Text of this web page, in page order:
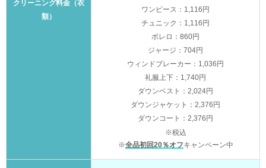
クリーニング料金（衣
類）
ワンピース：1,116円
チュニック：1,116円
ボレロ：860円
ジャージ：704円
ウィンドブレーカー：1,036円
礼服上下：1,740円
ダウンベスト：2,024円
ダウンジャケット：2,376円
ダウンコート：2,376円
※税込
※全品初回20％オフキャンペーン中